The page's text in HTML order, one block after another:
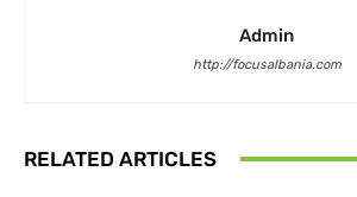
Admin
http://focusalbania.com
RELATED ARTICLES